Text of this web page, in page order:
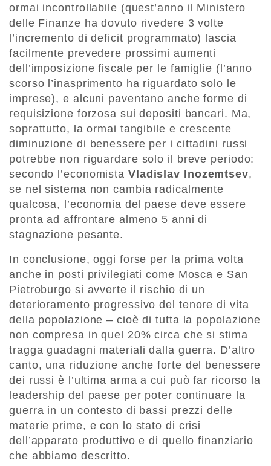
ormai incontrollabile (quest’anno il Ministero
delle Finanze ha dovuto rivedere 3 volte
l’incremento di deficit programmato) lascia
facilmente prevedere prossimi aumenti
dell’imposizione fiscale per le famiglie (l’anno
scorso l’inasprimento ha riguardato solo le
imprese), e alcuni paventano anche forme di
requisizione forzosa sui depositi bancari. Ma,
soprattutto, la ormai tangibile e crescente
diminuzione di benessere per i cittadini russi
potrebbe non riguardare solo il breve periodo:
secondo l’economista Vladislav Inozemtsev,
se nel sistema non cambia radicalmente
qualcosa, l’economia del paese deve essere
pronta ad affrontare almeno 5 anni di
stagnazione pesante.
In conclusione, oggi forse per la prima volta
anche in posti privilegiati come Mosca e San
Pietroburgo si avverte il rischio di un
deterioramento progressivo del tenore di vita
della popolazione – cioè di tutta la popolazione
non compresa in quel 20% circa che si stima
tragga guadagni materiali dalla guerra. D’altro
canto, una riduzione anche forte del benessere
dei russi è l’ultima arma a cui può far ricorso la
leadership del paese per poter continuare la
guerra in un contesto di bassi prezzi delle
materie prime, e con lo stato di crisi
dell’apparato produttivo e di quello finanziario
che abbiamo descritto.